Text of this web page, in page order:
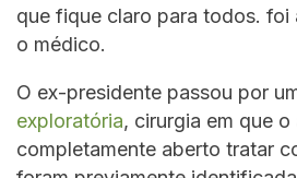
que fique claro para todos. foi
o médico.
O ex-presidente passou por
exploratória, cirurgia em que
completamente aberto tratar